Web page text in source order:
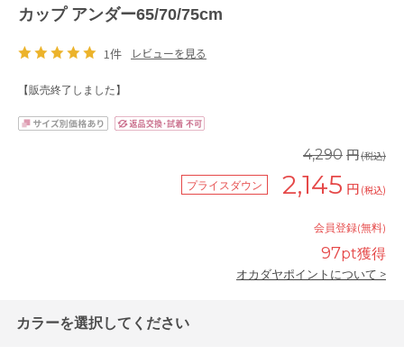
カップ アンダー65/70/75cm
1件 レビューを見る
【販売終了しました】
4,290 円(税込)
プライスダウン 2,145 円 (税込)
会員登録(無料)
97pt獲得
オカダヤポイントについて >
カラーを選択してください